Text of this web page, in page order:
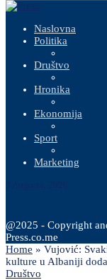
Naslovna
Politika
Društvo
Hronika
Ekonomija
Sport
Marketing
@2025 - Copyright
Press.co.me
Home » Vujović:
kulture u Albaniji
Društvo